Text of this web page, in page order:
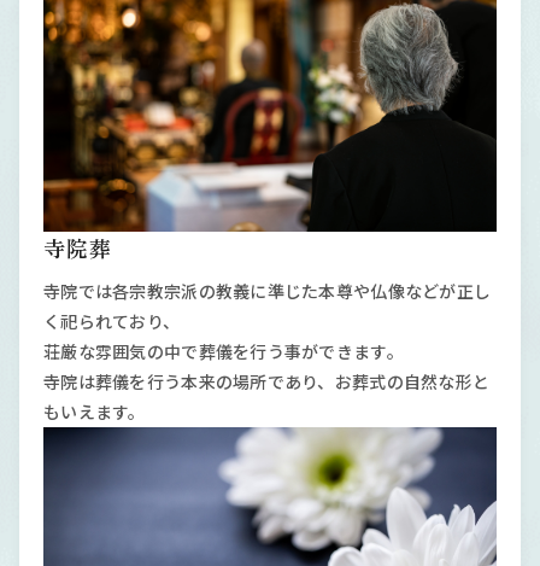
寺院葬
寺院では各宗教宗派の教義に準じた本尊や仏像などが正し
く祀られており、
荘厳な雰囲気の中で葬儀を行う事ができます。
寺院は葬儀を行う本来の場所であり、お葬式の自然な形と
もいえます。